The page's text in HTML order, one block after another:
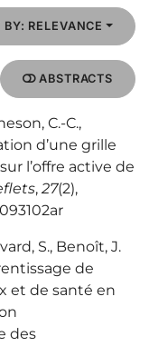
BY: RELEVANCE
ABSTRACTS
C.-C.,
d’une grille
l’offre active de
,27(2),
S., Benoît, J.
de
et de santé en
des